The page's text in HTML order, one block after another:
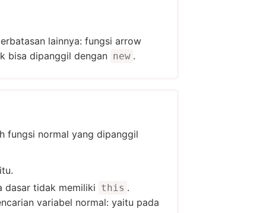
lainnya: fungsi arrow
bisa dipanggil dengan new .
fungsi normal yang dipanggil
dasar tidak memiliki this .
variabel normal: yaitu pada